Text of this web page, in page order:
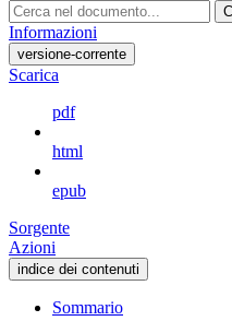
Informazioni
versione-corrente
Scarica
pdf
html
epub
Sorgente
Azioni
indice dei contenuti
Sommario